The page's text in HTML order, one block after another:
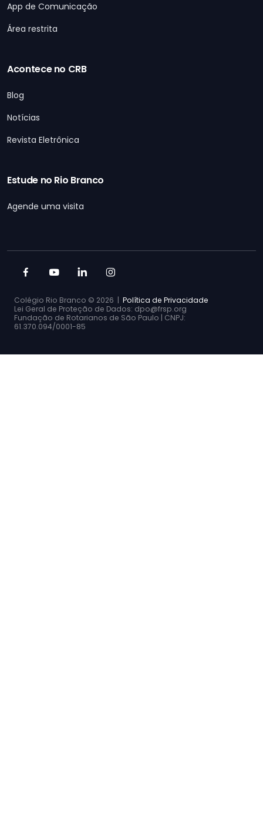
App de Comunicação
Área restrita
Acontece no CRB
Blog
Notícias
Revista Eletrônica
Estude no Rio Branco
Agende uma visita
Colégio Rio Branco © 2026 | Política de Privacidade
Lei Geral de Proteção de Dados: dpo@frsp.org
Fundação de Rotarianos de São Paulo | CNPJ:
61.370.094/0001-85